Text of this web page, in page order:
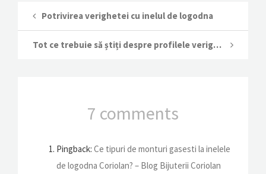
Potrivirea verighetei cu inelul de logodna
Tot ce trebuie să știți despre profilele verighetelor Coriolan
7 comments
Pingback: Ce tipuri de monturi gasesti la inelele
de logodna Coriolan? – Blog Bijuterii Coriolan